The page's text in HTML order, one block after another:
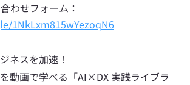
わせフォーム：
1NkLxm815wYezoqN6
ネスを加速！
動画で学べる「AI×DX 実践ライブラ